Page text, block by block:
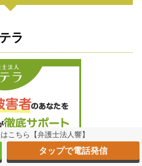
ラ
こちら【弁護士法人響】
タップで電話発信